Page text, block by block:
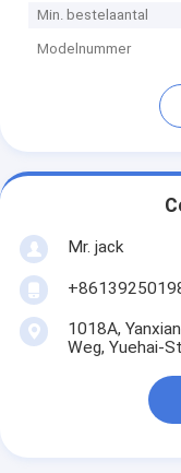
Min. bestelaantal
Modelnummer
Mr. jack
1018A,
Weg, Yuehai-